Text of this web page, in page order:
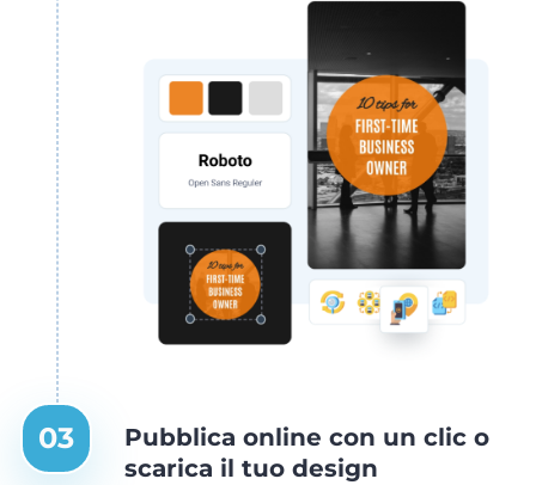
Pubblica online con un clic o
scarica il tuo design